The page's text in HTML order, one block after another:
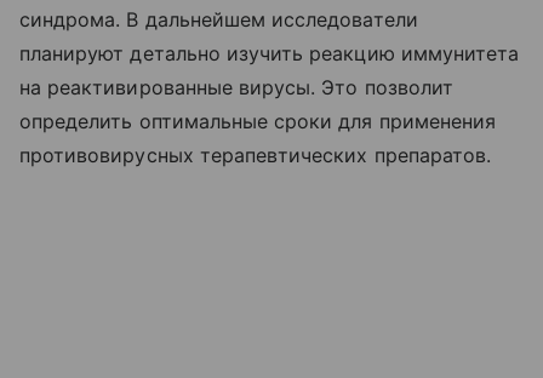
синдрома. В дальнейшем исследователи
планируют детально изучить реакцию иммунитета
на реактивированные вирусы. Это позволит
определить оптимальные сроки для применения
противовирусных терапевтических препаратов.